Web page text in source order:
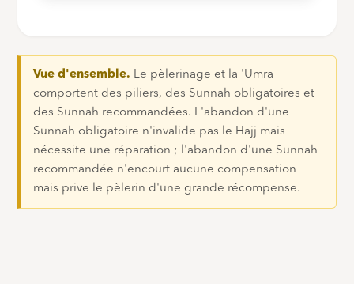
Vue d'ensemble. Le pèlerinage et la 'Umra
comportent des piliers, des Sunnah obligatoires et
des Sunnah recommandées. L'abandon d'une
Sunnah obligatoire n'invalide pas le Hajj mais
nécessite une réparation ; l'abandon d'une Sunnah
recommandée n'encourt aucune compensation
mais prive le pèlerin d'une grande récompense.